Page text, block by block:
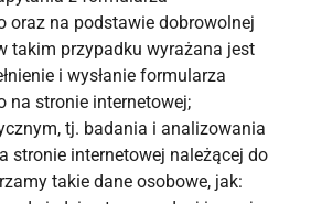
oraz na podstawie dobrowolnej
takim przypadku wyrażana jest
i wysłanie formularza
na stronie internetowej;
tj. badania i analizowania
stronie internetowej należącej do
takie dane osobowe, jak: